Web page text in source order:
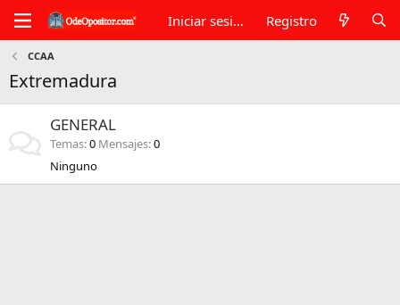
Iniciar sesión Registro
CCAA
Extremadura
GENERAL
Temas 0 Mensajes 0
Ninguno